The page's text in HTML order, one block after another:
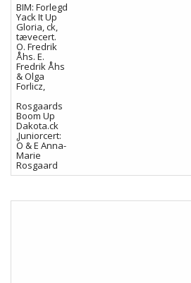
BIM: Forlegd
Yack It Up
Gloria, ck,
tævecert.
O. Fredrik
Åhs. E.
Fredrik Åhs
& Olga
Forlicz,
Rosgaards
Boom Up
Dakota.ck
,Juniorcert:
O & E Anna-
Marie
Rosgaard